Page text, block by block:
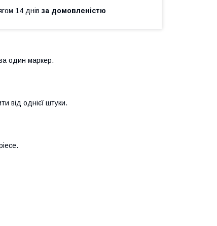
14 днів за домовленістю
один маркер.
від однієї штуки.